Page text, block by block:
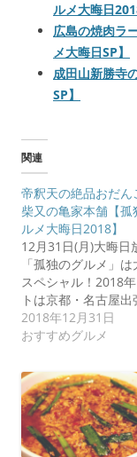
ルメ大晦日
広島の焼肉ラ
メ大晦日SP】
成田山新勝寺
SP】
関連
帝釈天の絶品おだん
柴又の亀家本舗【孤
ルメ大晦日2018】
12月31日(月)大晦日
「孤独のグルメ」は
スペシャル！2018
トは京都・名古屋
2018年12月31日
おすすめグルメ